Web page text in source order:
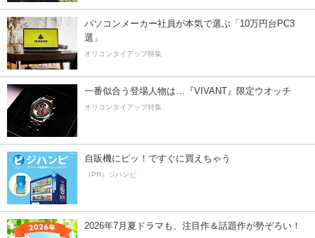
パソコンメーカー社員が本気で選ぶ「10万円台PC3
選」
オリコンタイアップ特集
一番似合う登場人物は…『VIVANT』限定ウオッチ
オリコンタイアップ特集
自販機にピッ！ですぐに買えちゃう
（PR）ジハンピ
2026年7月夏ドラマも、注目作＆話題作が勢ぞろい！